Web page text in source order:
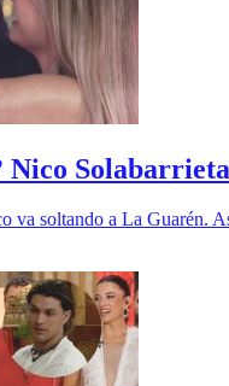
Nico
va soltando a La Guarén.